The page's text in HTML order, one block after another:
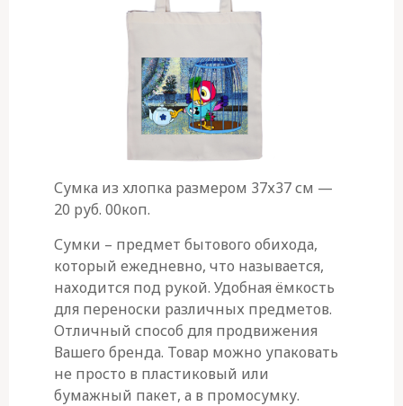
Сумка из хлопка размером 37х37 см —
20 руб. 00коп.
Сумки – предмет бытового обихода,
который ежедневно, что называется,
находится под рукой. Удобная ёмкость
для переноски различных предметов.
Отличный способ для продвижения
Вашего бренда. Товар можно упаковать
не просто в пластиковый или
бумажный пакет, а в промосумку.